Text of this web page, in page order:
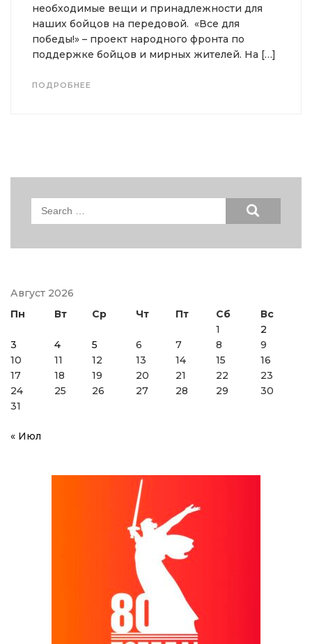
необходимые вещи и принадлежности для
наших бойцов на передовой. «Все для
победы!» – проект народного фронта по
поддержке бойцов и мирных жителей. На […]
ПОДРОБНЕЕ
Search
Август 2026
Пн
Вт Ср Чт Пт Сб
Вс
1
2
3
4 5 6 7 8
9
10
11 12 13 14 15
16
17
18 19 20 21 22
23
24
25 26 27 28 29
30
31
« Июл